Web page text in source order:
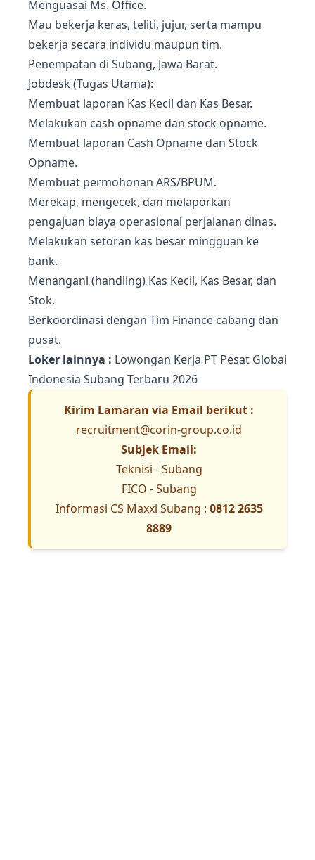
Menguasai Ms. Office.
Mau bekerja keras, teliti, jujur, serta mampu
bekerja secara individu maupun tim.
Penempatan di Subang, Jawa Barat.
Jobdesk (Tugas Utama):
Membuat laporan Kas Kecil dan Kas Besar.
Melakukan cash opname dan stock opname.
Membuat laporan Cash Opname dan Stock
Opname.
Membuat permohonan ARS/BPUM.
Merekap, mengecek, dan melaporkan
pengajuan biaya operasional perjalanan dinas.
Melakukan setoran kas besar mingguan ke
bank.
Menangani (handling) Kas Kecil, Kas Besar, dan
Stok.
Berkoordinasi dengan Tim Finance cabang dan
pusat.
Loker lainnya : Lowongan Kerja PT Pesat Global
Indonesia Subang Terbaru 2026
Kirim Lamaran via Email berikut :
recruitment@corin-group.co.id
Subjek Email:
Teknisi - Subang
FICO - Subang
Informasi CS Maxxi Subang : 0812 2635
8889